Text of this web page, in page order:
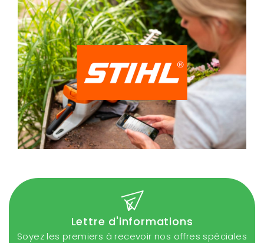
Lettre d'informations
Soyez les premiers à recevoir nos offres spéciales